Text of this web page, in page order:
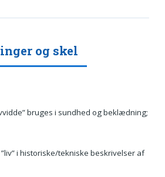
og skel
bruges i sundhed og beklædning;
i historiske/tekniske beskrivelser af